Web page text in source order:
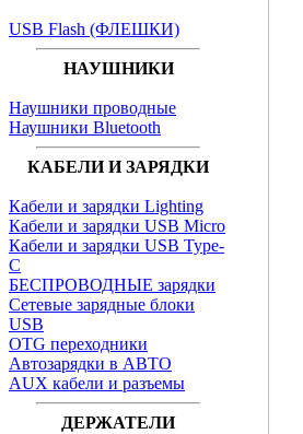
USB Flash (ФЛЕШКИ)
НАУШНИКИ
Наушники проводные
Наушники Bluetooth
КАБЕЛИ И ЗАРЯДКИ
Кабели и зарядки Lighting
Кабели и зарядки USB Micro
Кабели и зарядки USB Type-
C
БЕСПРОВОДНЫЕ зарядки
Сетевые зарядные блоки
USB
OTG переходники
Автозарядки в АВТО
AUX кабели и разъемы
ДЕРЖАТЕЛИ